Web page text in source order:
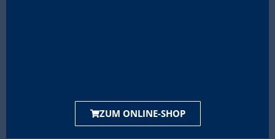
ZUM ONLINE-SHOP